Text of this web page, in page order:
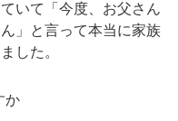
いて「今度、お父さん
」と言って本当に家族
した。
か